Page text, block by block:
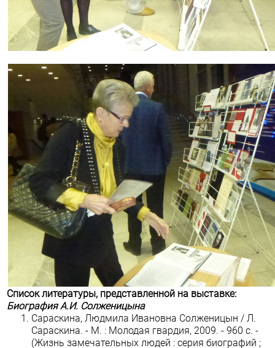
Список литературы, представленной на выставке:
Биография А.И. Солженицына
Сараскина, Людмила Ивановна Солженицын / Л.
Сараскина. - М. : Молодая гвардия, 2009. - 960 с. -
(Жизнь замечательных людей : серия биографий ;